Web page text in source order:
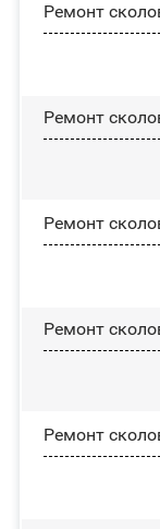
Ремонт
Ремонт
Ремонт
Ремонт
Ремонт